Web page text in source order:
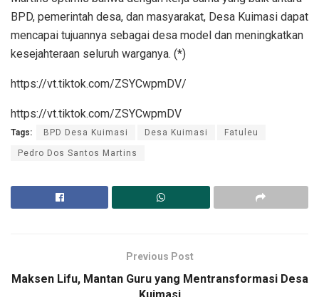
BPD, pemerintah desa, dan masyarakat, Desa Kuimasi dapat
mencapai tujuannya sebagai desa model dan meningkatkan
kesejahteraan seluruh warganya. (*)
https://vt.tiktok.com/ZSYCwpmDV/
https://vt.tiktok.com/ZSYCwpmDV
Tags: BPD Desa Kuimasi Desa Kuimasi Fatuleu
Pedro Dos Santos Martins
Previous Post
Maksen Lifu, Mantan Guru yang Mentransformasi Desa